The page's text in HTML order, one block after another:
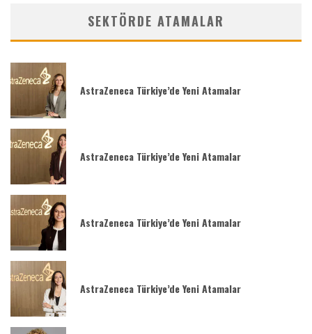
SEKTÖRDE ATAMALAR
AstraZeneca Türkiye’de Yeni Atamalar
AstraZeneca Türkiye’de Yeni Atamalar
AstraZeneca Türkiye’de Yeni Atamalar
AstraZeneca Türkiye’de Yeni Atamalar